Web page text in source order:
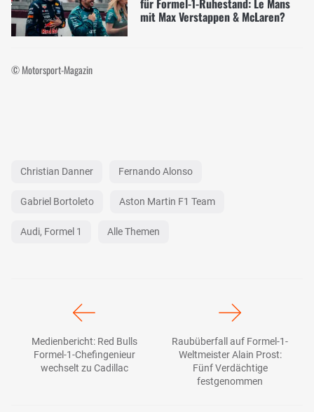
mit Max Verstappen & McLaren?
© Motorsport-Magazin
Christian Danner Fernando Alonso
Gabriel Bortoleto Aston Martin F1 Team
Audi, Formel 1 Alle Themen
Medienbericht: Red Bulls
Formel-1-Chefingenieur
wechselt zu Cadillac
Raubüberfall auf Formel-1-
Weltmeister Alain Prost:
Fünf Verdächtige
festgenommen